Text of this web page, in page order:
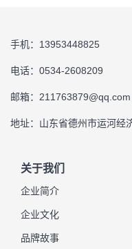
手机：13953448825
电话：0534-2608209
邮箱：211763879@qq.com
地址：山东省德州市运河经
关于我们
企业简介
企业文化
品牌故事